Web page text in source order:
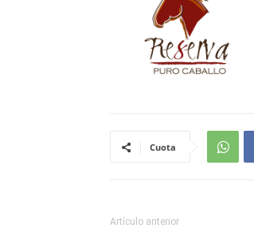
Cuota
Artículo anterior